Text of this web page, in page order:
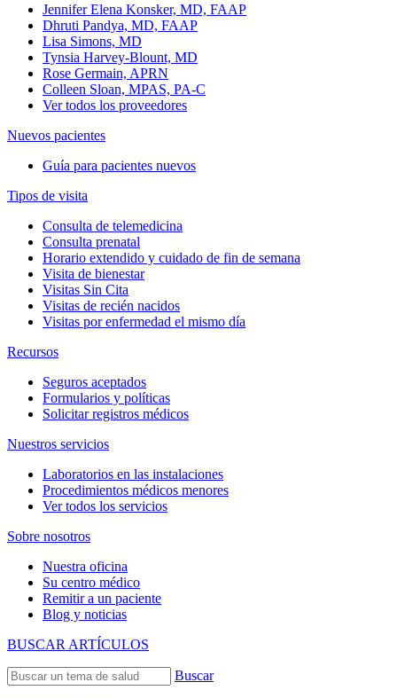
Jennifer Elena Konsker, MD, FAAP
Dhruti Pandya, MD, FAAP
Lisa Simons, MD
Tynsia Harvey-Blount, MD
Rose Germain, APRN
Colleen Sloan, MPAS, PA-C
Ver todos los proveedores
Nuevos pacientes
Guía para pacientes nuevos
Tipos de visita
Consulta de telemedicina
Consulta prenatal
Horario extendido y cuidado de fin de semana
Visita de bienestar
Visitas Sin Cita
Visitas de recién nacidos
Visitas por enfermedad el mismo día
Recursos
Seguros aceptados
Formularios y políticas
Solicitar registros médicos
Nuestros servicios
Laboratorios en las instalaciones
Procedimientos médicos menores
Ver todos los servicios
Sobre nosotros
Nuestra oficina
Su centro médico
Remitir a un paciente
Blog y noticias
BUSCAR ARTÍCULOS
Buscar